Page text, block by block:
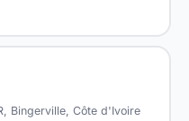
Bingerville, Côte d'Ivoire